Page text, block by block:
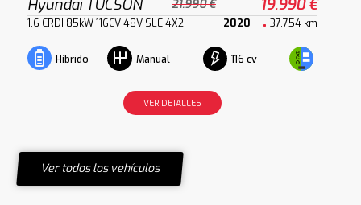
Hyundai TUCSON 21.990 € 19.990 €
1.6 CRDI 85kW 116CV 48V SLE 4X2 2020 37.754 km
Híbrido Manual 116 cv
VER DETALLES
Ver todos los vehículos